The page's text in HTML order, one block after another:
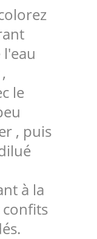
le
, puis
à la